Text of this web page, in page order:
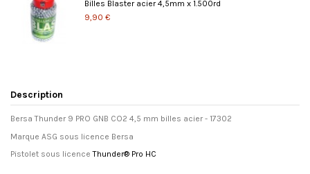
Billes Blaster acier 4,5mm x 1.500rd
9,90 €
Description
Bersa Thunder 9 PRO GNB CO2 4,5 mm billes acier - 17302
Marque ASG sous licence Bersa
Pistolet sous licenceThunder® Pro HC